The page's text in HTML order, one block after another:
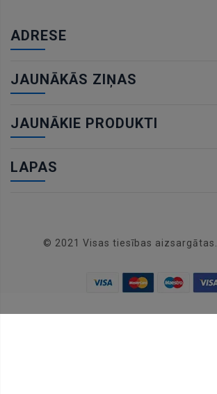
ADRESE
JAUNĀKĀS ZIŅAS
JAUNĀKIE PRODUKTI
LAPAS
© 2021 Visas tiesības